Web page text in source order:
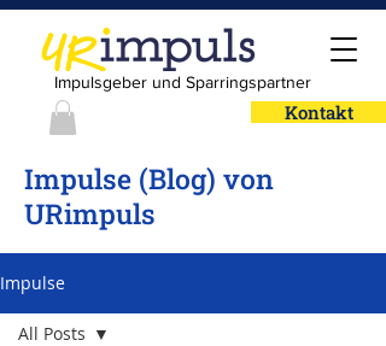
Impulsgeber und Sparringspartner
Kontakt
Impulse (Blog) von
URimpuls
Impulse
All Posts